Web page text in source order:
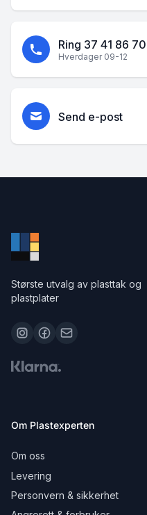
Ring 37 41 86 70
Hverdager 09-12
Send e-post
Største utvalg av plasttak og
plastplater
Om Plastexperten
Om oss
Levering
Personvern & sikkerhet